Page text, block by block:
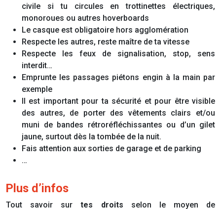
civile si tu circules en trottinettes électriques,
monoroues ou autres hoverboards
Le casque est obligatoire hors agglomération
Respecte les autres, reste maître de ta vitesse
Respecte les feux de signalisation, stop, sens
interdit…
Emprunte les passages piétons engin à la main par
exemple
Il est important pour ta sécurité et pour être visible
des autres, de porter des vêtements clairs et/ou
muni de bandes rétroréfléchissantes ou d’un gilet
jaune, surtout dès la tombée de la nuit.
Fais attention aux sorties de garage et de parking
…
Plus d’infos
Tout savoir surtes droits selon le moyen de